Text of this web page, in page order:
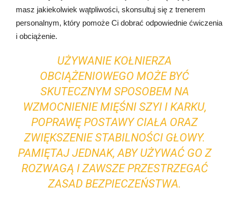
masz jakiekolwiek wątpliwości, skonsultuj się z trenerem
personalnym, który pomoże Ci dobrać odpowiednie ćwiczenia
i obciążenie.
UŻYWANIE KOŁNIERZA
OBCIĄŻENIOWEGO MOŻE BYĆ
SKUTECZNYM SPOSOBEM NA
WZMOCNIENIE MIĘŚNI SZYI I KARKU,
POPRAWĘ POSTAWY CIAŁA ORAZ
ZWIĘKSZENIE STABILNOŚCI GŁOWY.
PAMIĘTAJ JEDNAK, ABY UŻYWAĆ GO Z
ROZWAGĄ I ZAWSZE PRZESTRZEGAĆ
ZASAD BEZPIECZEŃSTWA.